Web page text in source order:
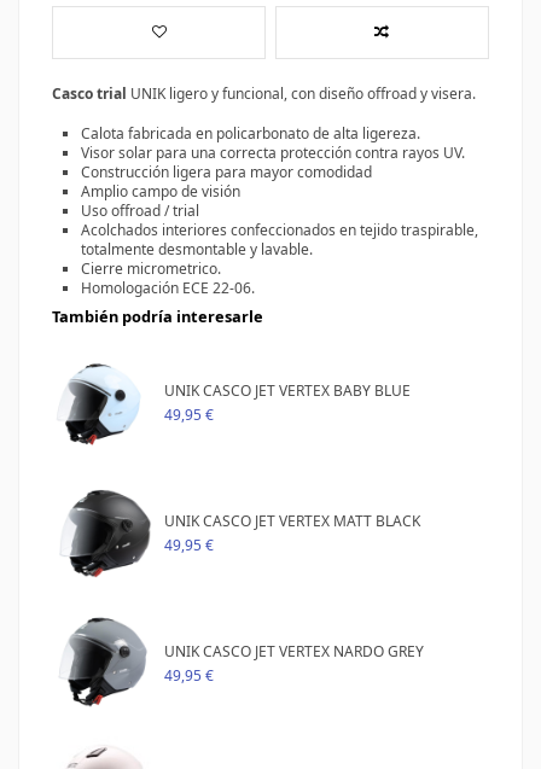
Casco trial UNIK ligero y funcional, con diseño offroad y visera.
Calota fabricada en policarbonato de alta ligereza.
Visor solar para una correcta protección contra rayos UV.
Construcción ligera para mayor comodidad
Amplio campo de visión
Uso offroad / trial
Acolchados interiores confeccionados en tejido traspirable,
totalmente desmontable y lavable.
Cierre micrometrico.
Homologación ECE 22-06.
También podría interesarle
UNIK CASCO JET VERTEX BABY BLUE
49,95 €
UNIK CASCO JET VERTEX MATT BLACK
49,95 €
UNIK CASCO JET VERTEX NARDO GREY
49,95 €